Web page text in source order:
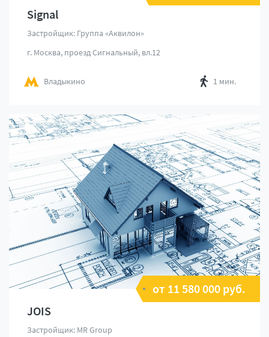
Signal
Застройщик: Группа «Аквилон»
г. Москва, проезд Сигнальный, вл.12
Владыкино 1 мин.
от 11 580 000 руб.
JOIS
Застройщик: MR Group